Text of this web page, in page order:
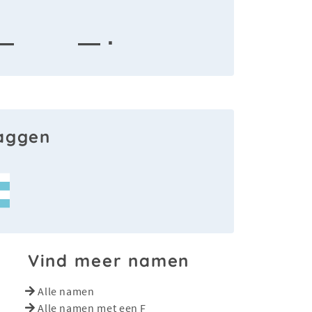
— ·
Vind meer namen
Alle namen
Alle namen met een F